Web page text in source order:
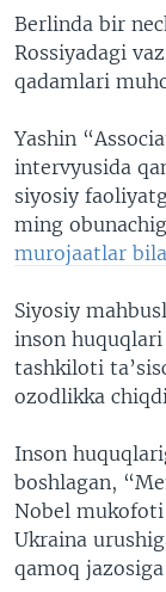
Berlinda bir
Rossiyadagi
qadamlari
Yashin
intervyusida
siyosiy
ming
murojaatlar
Siyosiy
inson
tashkiloti
ozodlikka
Inson
boshlagan,
Nobel
Ukraina
qamoq